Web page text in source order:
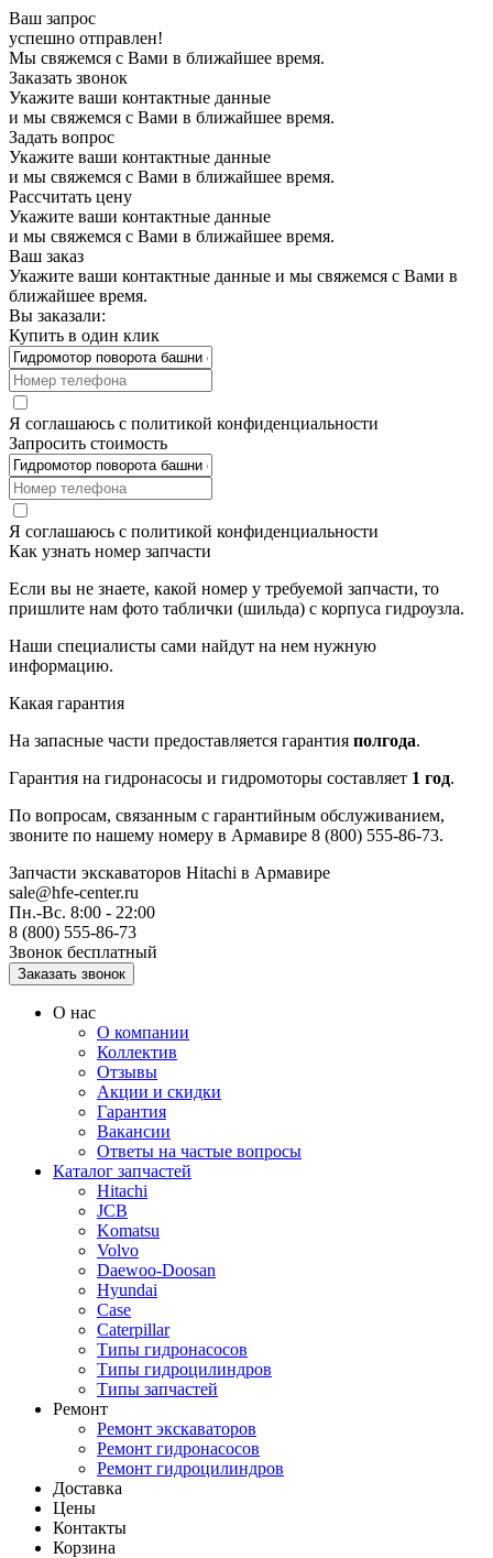
Ваш запрос
успешно отправлен!
Мы свяжемся с Вами в ближайшее время.
Заказать звонок
Укажите ваши контактные данные
и мы свяжемся с Вами в ближайшее время.
Задать вопрос
Укажите ваши контактные данные
и мы свяжемся с Вами в ближайшее время.
Рассчитать цену
Укажите ваши контактные данные
и мы свяжемся с Вами в ближайшее время.
Ваш заказ
Укажите ваши контактные данные и мы свяжемся с Вами в
ближайшее время.
Вы заказали:
Купить в один клик
Я соглашаюсь с политикой конфиденциальности
Запросить стоимость
Я соглашаюсь с политикой конфиденциальности
Как узнать номер запчасти
Если вы не знаете, какой номер у требуемой запчасти, то
пришлите нам фото таблички (шильда) с корпуса гидроузла.
Наши специалисты сами найдут на нем нужную
информацию.
Какая гарантия
На запасные части предоставляется гарантия полгода.
Гарантия на гидронасосы и гидромоторы составляет 1 год.
По вопросам, связанным с гарантийным обслуживанием,
звоните по нашему номеру в Армавире 8 (800) 555-86-73.
Запчасти экскаваторов Hitachi в Армавире
sale@hfe-center.ru
Пн.-Вс. 8:00 - 22:00
8 (800) 555-86-73
Звонок бесплатный
О нас
О компании
Коллектив
Отзывы
Акции и скидки
Гарантия
Вакансии
Ответы на частые вопросы
Каталог запчастей
Hitachi
JCB
Komatsu
Volvo
Daewoo-Doosan
Hyundai
Case
Caterpillar
Типы гидронасосов
Типы гидроцилиндров
Типы запчастей
Ремонт
Ремонт экскаваторов
Ремонт гидронасосов
Ремонт гидроцилиндров
Доставка
Цены
Контакты
Корзина